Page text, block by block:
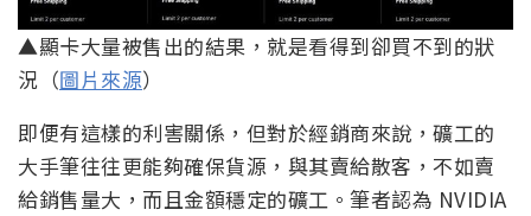
▲顯卡大量被售出的結果，就是看得到卻買不到的狀
況（圖片來源）
即便有這樣的利害關係，但對於經銷商來說，礦工的
大手筆往往更能夠確保貨源，與其賣給散客，不如賣
給銷售量大，而且金額穩定的礦工。筆者認為 NVIDIA